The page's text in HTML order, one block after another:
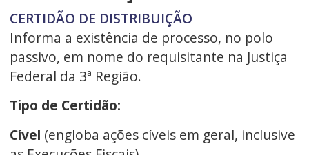
CERTIDÃO DE DISTRIBUIÇÃO
Informa a existência de processo, no polo
passivo, em nome do requisitante na Justiça
Federal da 3ª Região.
Tipo de Certidão:
Cível (engloba ações cíveis em geral, inclusive